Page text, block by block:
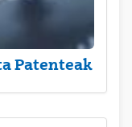
Patenteak